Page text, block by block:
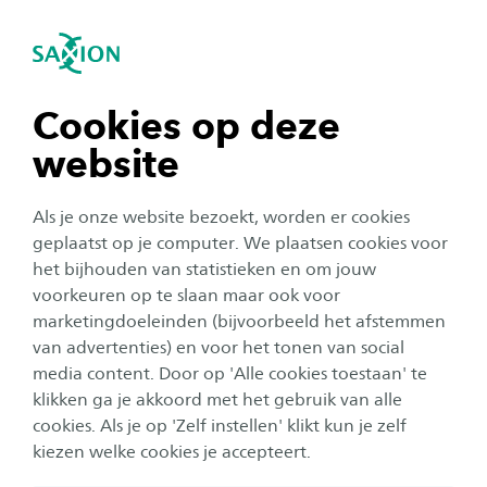
Cookies op deze
website
Als je onze website bezoekt, worden er cookies
geplaatst op je computer. We plaatsen cookies voor
het bijhouden van statistieken en om jouw
voorkeuren op te slaan maar ook voor
marketingdoeleinden (bijvoorbeeld het afstemmen
van advertenties) en voor het tonen van social
media content. Door op 'Alle cookies toestaan' te
klikken ga je akkoord met het gebruik van alle
cookies. Als je op 'Zelf instellen' klikt kun je zelf
kiezen welke cookies je accepteert.
Navigatie openen
tonen
tonen
tonen
tonen
sluiten
Dr. Margriet Braun is lector
Saxion
Het lectoraat Social Work zet zich in voor de
kwaliteit van (samen)leven. Het lectoraat heeft
een brede focus met drie programmalijnen.
Centrale onderwerpen zijn methodisch
handelen, de samenwerking met andere
disciplines (zoals gezondheidszorg) en de
opbrengsten van sociaal werk.